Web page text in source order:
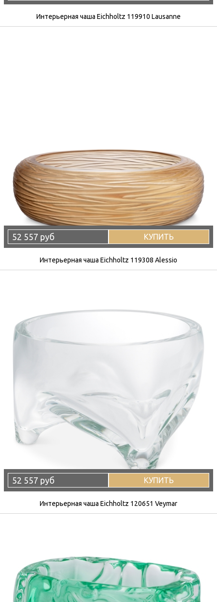
Интерьерная чаша Eichholtz 119910 Lausanne
52 557 руб КУПИТЬ
Интерьерная чаша Eichholtz 119308 Alessio
52 557 руб КУПИТЬ
Интерьерная чаша Eichholtz 120651 Veymar